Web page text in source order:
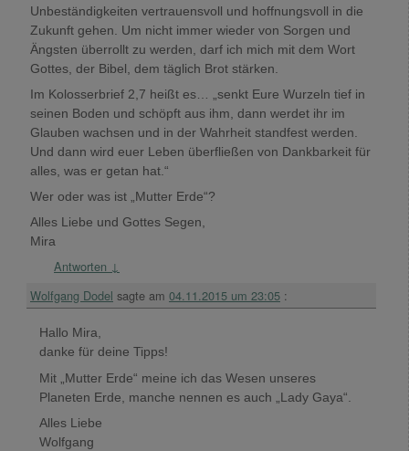
Unbeständigkeiten vertrauensvoll und hoffnungsvoll in die
Zukunft gehen. Um nicht immer wieder von Sorgen und
Ängsten überrollt zu werden, darf ich mich mit dem Wort
Gottes, der Bibel, dem täglich Brot stärken.
Im Kolosserbrief 2,7 heißt es… „senkt Eure Wurzeln tief in
seinen Boden und schöpft aus ihm, dann werdet ihr im
Glauben wachsen und in der Wahrheit standfest werden.
Und dann wird euer Leben überfließen von Dankbarkeit für
alles, was er getan hat.“
Wer oder was ist „Mutter Erde“?
Alles Liebe und Gottes Segen,
Mira
Antworten ↓
Wolfgang Dodel sagte am 04.11.2015 um 23:05 :
Hallo Mira,
danke für deine Tipps!
Mit „Mutter Erde“ meine ich das Wesen unseres
Planeten Erde, manche nennen es auch „Lady Gaya“.
Alles Liebe
Wolfgang